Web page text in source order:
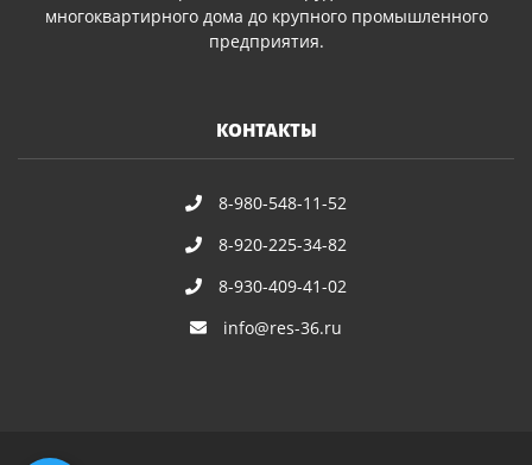
многоквартирного дома до крупного промышленного
предприятия.
КОНТАКТЫ
8-980-548-11-52
8-920-225-34-82
8-930-409-41-02
info@res-36.ru